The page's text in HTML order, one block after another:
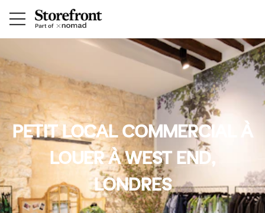
PETIT LOCAL COMMERCIAL À
LOUER À WEST END,
LONDRES